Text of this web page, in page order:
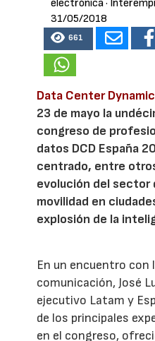
electrónica·
31/05/2018
661
Data Center
23 de mayo la
congreso de
datos DCD España
centrado, entre
evolución del sector
movilidad en
explosión de la
En un encuentro con
comunicación, José
ejecutivo Latam y
de los principales
en el congreso,